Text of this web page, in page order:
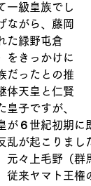
一級皇族でし
ながら、藤岡
た緑野屯倉
をきっかけに
だったとの推
体天皇と仁賢
皇子ですが、
が６世紀初期
乱が起こりま
元々上毛野（
従来ヤマト王権